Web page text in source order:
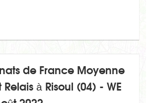
de France Moyenne
à Risoul (04) - WE